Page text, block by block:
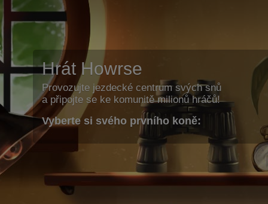
Hrát Howrse
Provozujte jezdecké centrum svých snů
a připojte se ke komunitě milionů hráčů!
Vyberte si svého prvního koně: